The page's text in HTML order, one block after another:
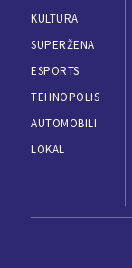
KULTURA
SUPERŽENA
ESPORTS
TEHNOPOLIS
AUTOMOBILI
LOKAL